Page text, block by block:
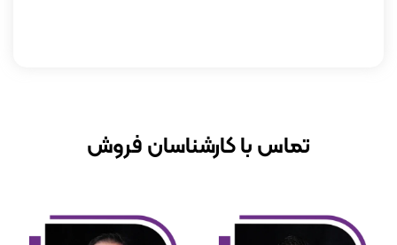
تماس با کارشناسان فروش